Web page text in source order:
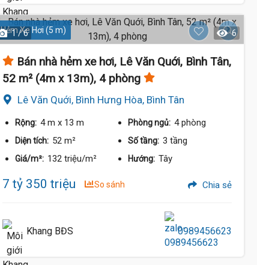
Hẻm Xe Hơi (5 m)
1 / 6 6
Bán nhà hẻm xe hơi, Lê Văn Quới, Bình Tân,
52 m² (4m x 13m), 4 phòng
Lê Văn Quới, Bình Hưng Hòa, Bình Tân
Rộng: 4 m x 13 m Phòng ngủ: 4 phòng
Diện tích: 52 m² Số tầng: 3 tầng
Giá/m²: 132 triệu/m² Hướng: Tây
7 tỷ 350 triệu So sánh Chia sẻ
Khang BĐS 0989456623